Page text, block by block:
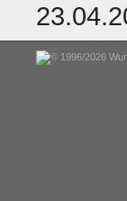
© 1996/2026